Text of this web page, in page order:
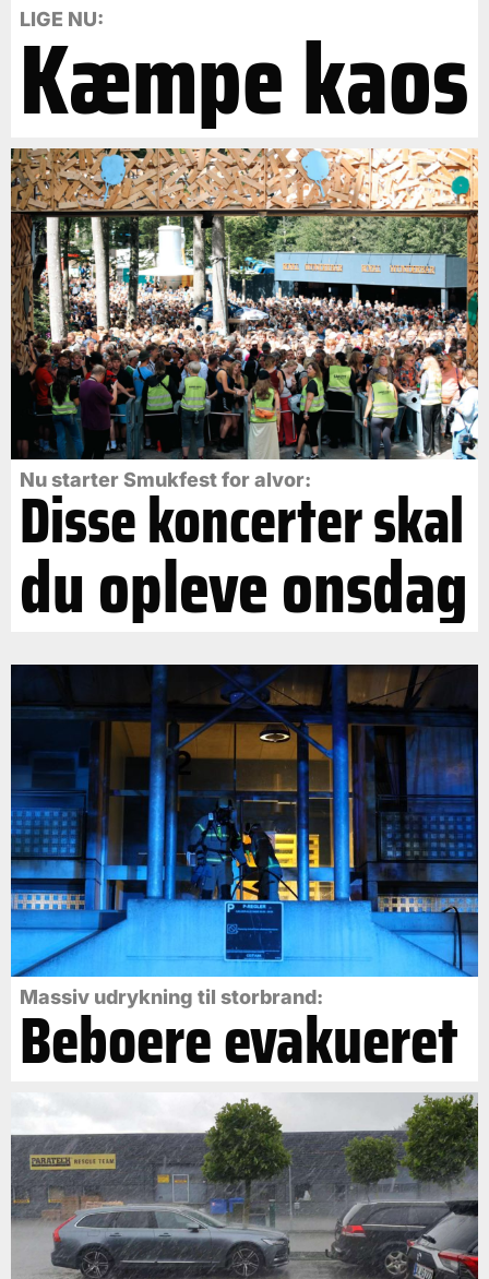
LIGE NU:
Kæmpe kaos
Nu starter Smukfest for alvor:
Disse koncerter skal
du opleve onsdag
Massiv udrykning til storbrand:
Beboere evakueret